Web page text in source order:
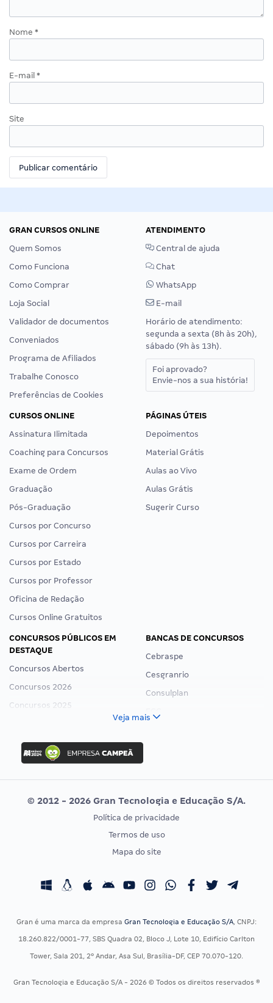
Nome *
E-mail *
Site
GRAN CURSOS ONLINE
Quem Somos
Como Funciona
Como Comprar
Loja Social
Validador de documentos
Conveniados
Programa de Afiliados
Trabalhe Conosco
Preferências de Cookies
ATENDIMENTO
Central de ajuda
Chat
WhatsApp
E-mail
Horário de atendimento:
segunda a sexta (8h às 20h),
sábado (9h às 13h).
Foi aprovado?
Envie-nos a sua história!
CURSOS ONLINE
Assinatura Ilimitada
Coaching para Concursos
Exame de Ordem
Graduação
Pós-Graduação
Cursos por Concurso
Cursos por Carreira
Cursos por Estado
Cursos por Professor
Oficina de Redação
Cursos Online Gratuitos
PÁGINAS ÚTEIS
Depoimentos
Material Grátis
Aulas ao Vivo
Aulas Grátis
Sugerir Curso
CONCURSOS PÚBLICOS EM
DESTAQUE
Concursos Abertos
Concursos 2026
Concursos 2025
Concurso Nacional Unificado
Concurso Ibama
Concurso MPU
Editais publicados
BANCAS DE CONCURSOS
Cebraspe
Cesgranrio
Consulplan
Vunesp
CONCURSOS POR PROFISSÃO
Concursos Fiscais
Concursos Saúde
Residência Multiprofissional
EXAME DE ORDEM
Calendário OAB
Veja mais
© 2012 - 2026 Gran Tecnologia e Educação S/A.
Política de privacidade
Termos de uso
Mapa do site
Gran é uma marca da empresa Gran Tecnologia e Educação S/A, CNPJ:
18.260.822/0001-77, SBS Quadra 02, Bloco J, Lote 10, Edifício Carlton
Tower, Sala 201, 2º Andar, Asa Sul, Brasília-DF, CEP 70.070-120.
Gran Tecnologia e Educação S/A - 2026 © Todos os direitos reservados ®